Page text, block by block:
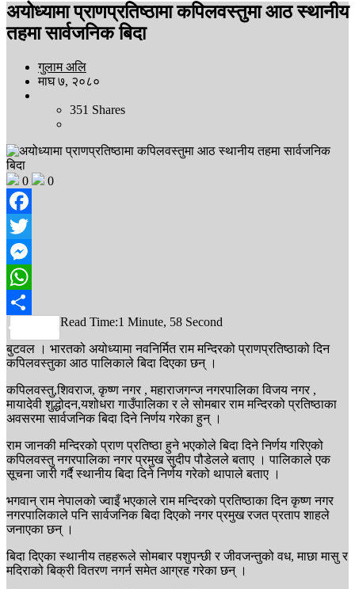
अयोध्यामा प्राणप्रतिष्ठामा कपिलवस्तुमा आठ स्थानीय
तहमा सार्वजनिक बिदा
गुलाम अलि
माघ ७, २०८०
351 Shares
0 0
Facebook
Twitter
Messenger
WhatsApp
Share
Read Time:1 Minute, 58 Second
बुटवल । भारतको अयोध्यामा नवनिर्मित राम मन्दिरको प्राणप्रतिष्ठाको दिन
कपिलवस्तुका आठ पालिकाले बिदा दिएका छन् ।
कपिलवस्तु,शिवराज, कृष्ण नगर , महाराजगन्ज नगरपालिका विजय नगर ,
मायादेवी शुद्धोदन,यशोधरा गाउँपालिका र ले सोमबार राम मन्दिरको प्रतिष्ठाका
अवसरमा सार्वजनिक बिदा दिने निर्णय गरेका हुन् ।
राम जानकी मन्दिरको प्राण प्रतिष्ठा हुने भएकोले बिदा दिने निर्णय गरिएको
कपिलवस्तु नगरपालिका नगर प्रमुख सुदीप पौडेलले बताए । पालिकाले एक
सूचना जारी गर्दै स्थानीय बिदा दिने निर्णय गरेको थापाले बताए ।
भगवान् राम नेपालको ज्वाइँ भएकाले राम मन्दिरको प्रतिष्ठाका दिन कृष्ण नगर
नगरपालिकाले पनि सार्वजनिक बिदा दिएको नगर प्रमुख रजत प्रताप शाहले
जनाएका छन् ।
बिदा दिएका स्थानीय तहहरूले सोमबार पशुपन्छी र जीवजन्तुको वध, माछा मासु र
मदिराको बिक्री वितरण नगर्न समेत आग्रह गरेका छन् ।